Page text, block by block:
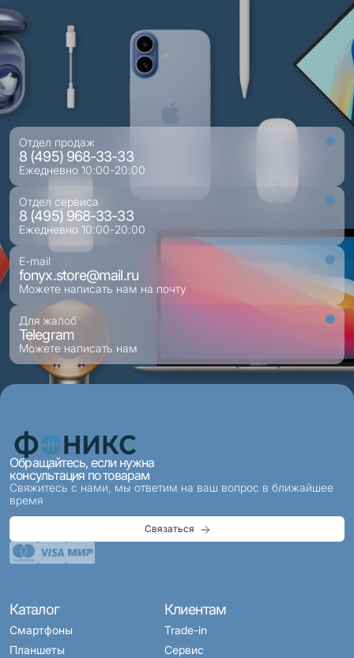
Отдел продаж
8 (495) 968-33-33
Ежедневно 10:00-20:00
Отдел сервиса
8 (495) 968-33-33
Ежедневно 10:00-20:00
E-mail
fonyx.store@mail.ru
Можете написать нам на почту
Для жалоб
Telegram
Можете написать нам
Обращайтесь, если нужна
консультация по товарам
Свяжитесь с нами, мы ответим на ваш вопрос в ближайшее
время
Связаться
Каталог
Смартфоны
Планшеты
Клиентам
Trade-in
Сервис